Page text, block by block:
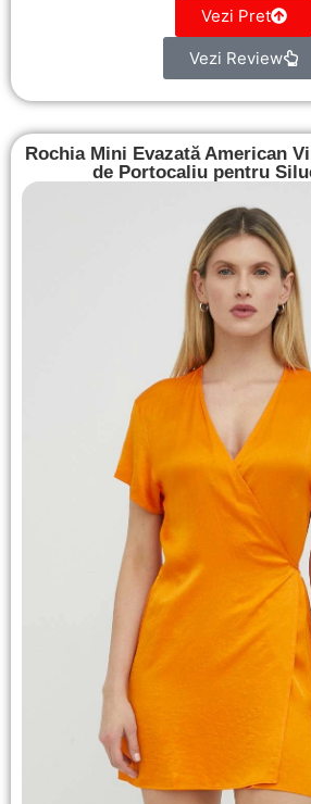
Vezi Pret
Vezi Review
Rochia Mini Evazată American
de Portocaliu pentru